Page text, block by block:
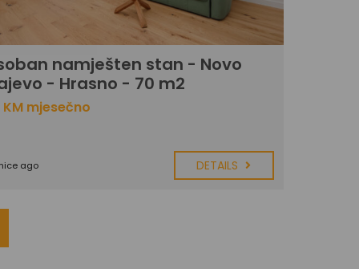
namješten stan - Novo
- Hrasno - 70 m2
KM mjesečno
ago DETAILS